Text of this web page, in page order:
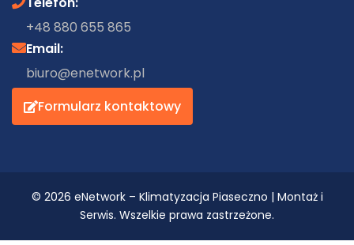
+48 880 655 865
Email:
biuro@enetwork.pl
Formularz kontaktowy
© 2026 eNetwork – Klimatyzacja Piaseczno | Montaż i
Serwis. Wszelkie prawa zastrzeżone.